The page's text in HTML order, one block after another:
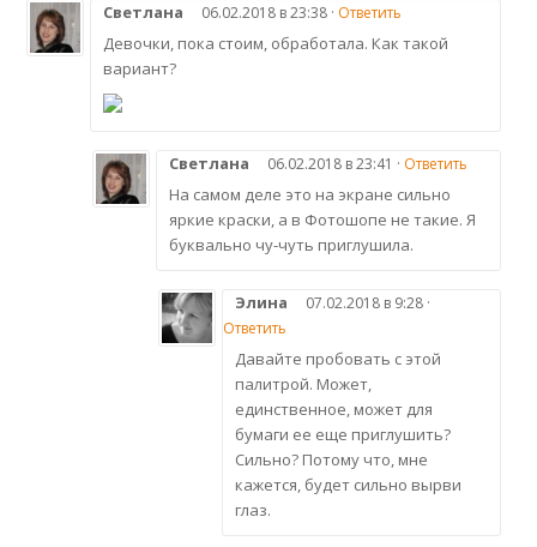
Светлана 06.02.2018 в 23:38 · Ответить
Девочки, пока стоим, обработала. Как такой
вариант?
Светлана 06.02.2018 в 23:41 · Ответить
На самом деле это на экране сильно
яркие краски, а в Фотошопе не такие. Я
буквально чу-чуть приглушила.
Элина
07.02.2018 в 9:28 ·
Ответить
Давайте пробовать с этой
палитрой. Может,
единственное, может для
бумаги ее еще приглушить?
Сильно? Потому что, мне
кажется, будет сильно вырви
глаз.